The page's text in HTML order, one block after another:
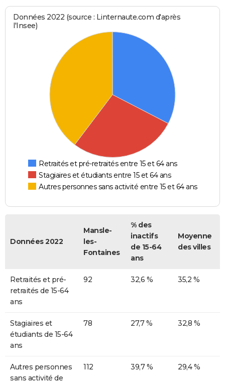
Données 2022 (source : Linternaute.com d'après
l'Insee)
Retraités et pré-retraités entre 15 et 64 ans
Stagiaires et étudiants entre 15 et 64 ans
Autres personnes sans activité entre 15 et 64 ans
Données 2022
Mansle-
les-
Fontaines
% des
inactifs
de 15-64
ans
Moyenne
des villes
Retraités et pré-
retraités de 15-64
ans
92 32,6 % 35,2 %
Stagiaires et
étudiants de 15-64
ans
78 27,7 % 32,8 %
Autres personnes
sans activité de
112 39,7 % 29,4 %